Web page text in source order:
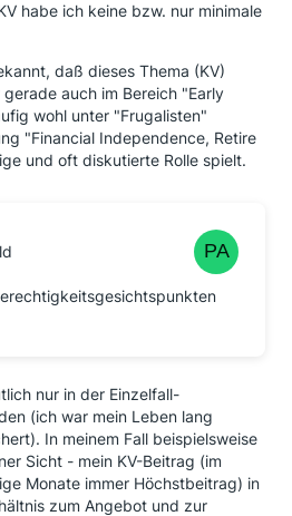
habe ich keine bzw. nur minimale
daß dieses Thema (KV)
auch im Bereich "Early
wohl unter "Frugalisten"
"Financial Independence, Retire
und oft diskutierte Rolle spielt.
nur in der Einzelfall-
(ich war mein Leben lang
In meinem Fall beispielsweise
Sicht - mein KV-Beitrag (im
Monate immer Höchstbeitrag) in
zum Angebot und zur